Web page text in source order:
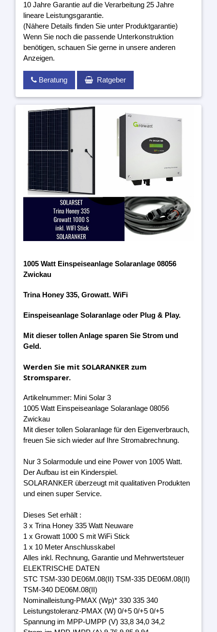
10 Jahre Garantie auf die Verarbeitung 25 Jahre
lineare Leistungsgarantie.
(Nähere Details finden Sie unter Produktgarantie)
Wenn Sie noch die passende Unterkonstruktion
benötigen, schauen Sie gerne in unsere anderen
Anzeigen.
Beratung Ratgeber
1005 Watt Einspeiseanlage Solaranlage 08056
Zwickau
Trina Honey 335, Growatt. WiFi
Einspeiseanlage Solaranlage oder Plug & Play.
Mit dieser tollen Anlage sparen Sie Strom und
Geld.
Werden Sie mit SOLARANKER zum
Stromsparer.
Artikelnummer: Mini Solar 3
1005 Watt Einspeiseanlage Solaranlage 08056
Zwickau
Mit dieser tollen Solaranlage für den Eigenverbrauch,
freuen Sie sich wieder auf Ihre Stromabrechnung.
Nur 3 Solarmodule und eine Power von 1005 Watt.
Der Aufbau ist ein Kinderspiel.
SOLARANKER überzeugt mit qualitativen Produkten
und einen super Service.
Dieses Set erhält :
3 x Trina Honey 335 Watt Neuware
1 x Growatt 1000 S mit WiFi Stick
1 x 10 Meter Anschlusskabel
Alles inkl. Rechnung, Garantie und Mehrwertsteuer
ELEKTRISCHE DATEN
STC TSM-330 DE06M.08(II) TSM-335 DE06M.08(II)
TSM-340 DE06M.08(II)
Nominalleistung-PMAX (Wp)* 330 335 340
Leistungstoleranz-PMAX (W) 0/+5 0/+5 0/+5
Spannung im MPP-UMPP (V) 33,8 34,0 34,2